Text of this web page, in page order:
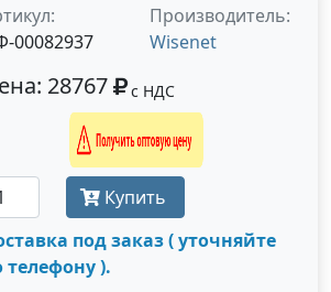
00082937
Производитель:
Wisenet
28767 с НДС
Получить оптовую цену
Купить
под заказ ( уточняйте
телефону ).